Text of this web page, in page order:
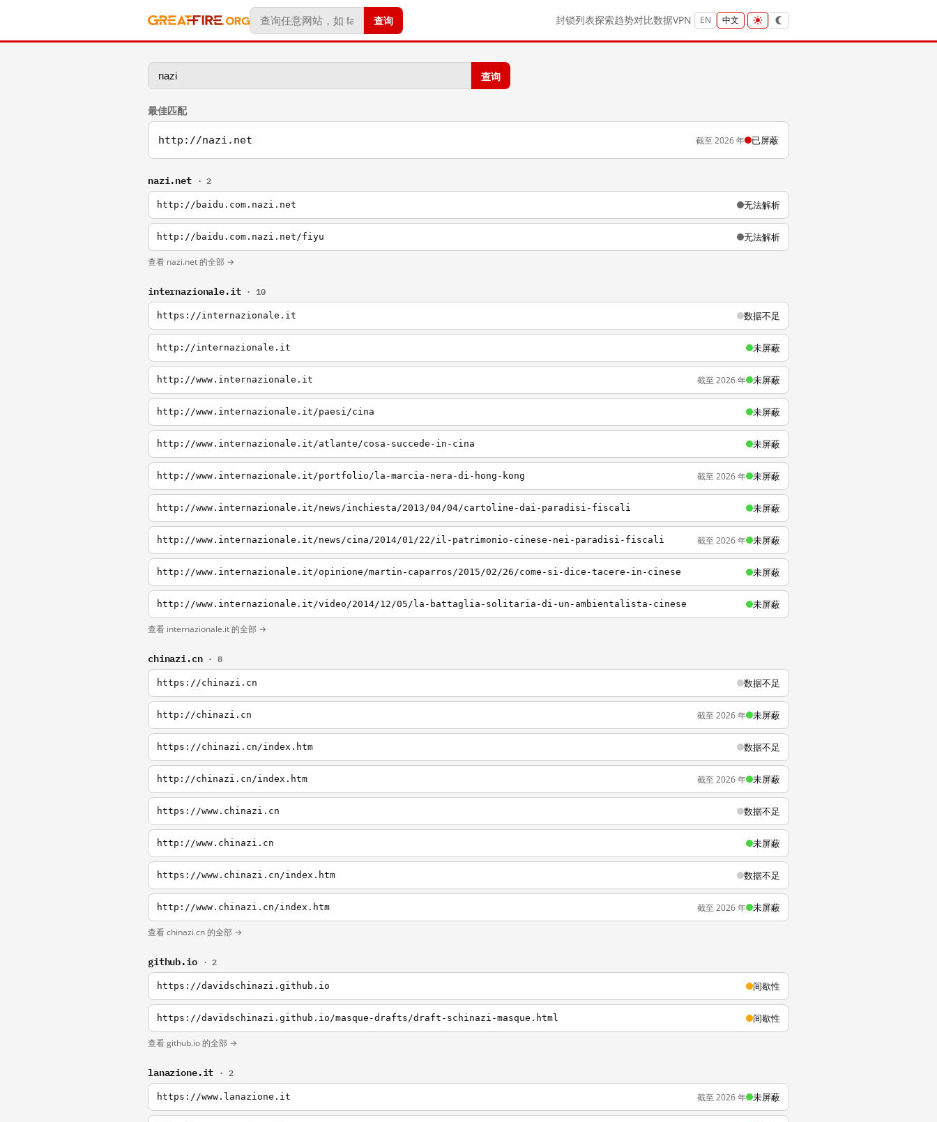
查询 封锁列表探索趋势对比数据VPN EN 中文
查询
最佳匹配
http://nazi.net 截至 2026 年 已屏蔽
nazi.net · 2
http://baidu.com.nazi.net 无法解析
http://baidu.com.nazi.net/fiyu 无法解析
查看 nazi.net 的全部 →
internazionale.it · 10
https://internazionale.it 数据不足
http://internazionale.it 未屏蔽
http://www.internazionale.it 截至 2026 年 未屏蔽
http://www.internazionale.it/paesi/cina 未屏蔽
http://www.internazionale.it/atlante/cosa-succede-in-cina 未屏蔽
http://www.internazionale.it/portfolio/la-marcia-nera-di-hong-kong 截至 2026 年 未屏蔽
http://www.internazionale.it/news/inchiesta/2013/04/04/cartoline-dai-paradisi-fiscali 未屏蔽
http://www.internazionale.it/news/cina/2014/01/22/il-patrimonio-cinese-nei-paradisi-fiscali 截至 2026 年 未屏蔽
http://www.internazionale.it/opinione/martin-caparros/2015/02/26/come-si-dice-tacere-in-cinese 未屏蔽
http://www.internazionale.it/video/2014/12/05/la-battaglia-solitaria-di-un-ambientalista-cinese 未屏蔽
查看 internazionale.it 的全部 →
chinazi.cn · 8
https://chinazi.cn 数据不足
http://chinazi.cn 截至 2026 年 未屏蔽
https://chinazi.cn/index.htm 数据不足
http://chinazi.cn/index.htm 截至 2026 年 未屏蔽
https://www.chinazi.cn 数据不足
http://www.chinazi.cn 未屏蔽
https://www.chinazi.cn/index.htm 数据不足
http://www.chinazi.cn/index.htm 截至 2026 年 未屏蔽
查看 chinazi.cn 的全部 →
github.io · 2
https://davidschinazi.github.io 间歇性
https://davidschinazi.github.io/masque-drafts/draft-schinazi-masque.html 间歇性
查看 github.io 的全部 →
lanazione.it · 2
https://www.lanazione.it 截至 2026 年 未屏蔽